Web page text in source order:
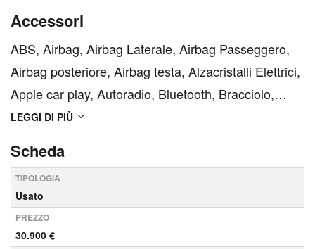
Accessori
ABS, Airbag, Airbag Laterale, Airbag Passeggero,
Airbag posteriore, Airbag testa, Alzacristalli Elettrici,
Apple car play, Autoradio, Bluetooth, Bracciolo,
Cerchi in Lega, Chiave con transponder, Chiusura
telecomandata, Climatizzatore Automatico,
Climatizzatore ...
LEGGI DI PIÙ
Scheda
TIPOLOGIA
Usato
PREZZO
30.900 €